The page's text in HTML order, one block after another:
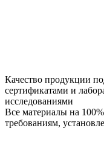
Качество продукции
сертификатами и
исследованиями
Все материалы на
требованиям,